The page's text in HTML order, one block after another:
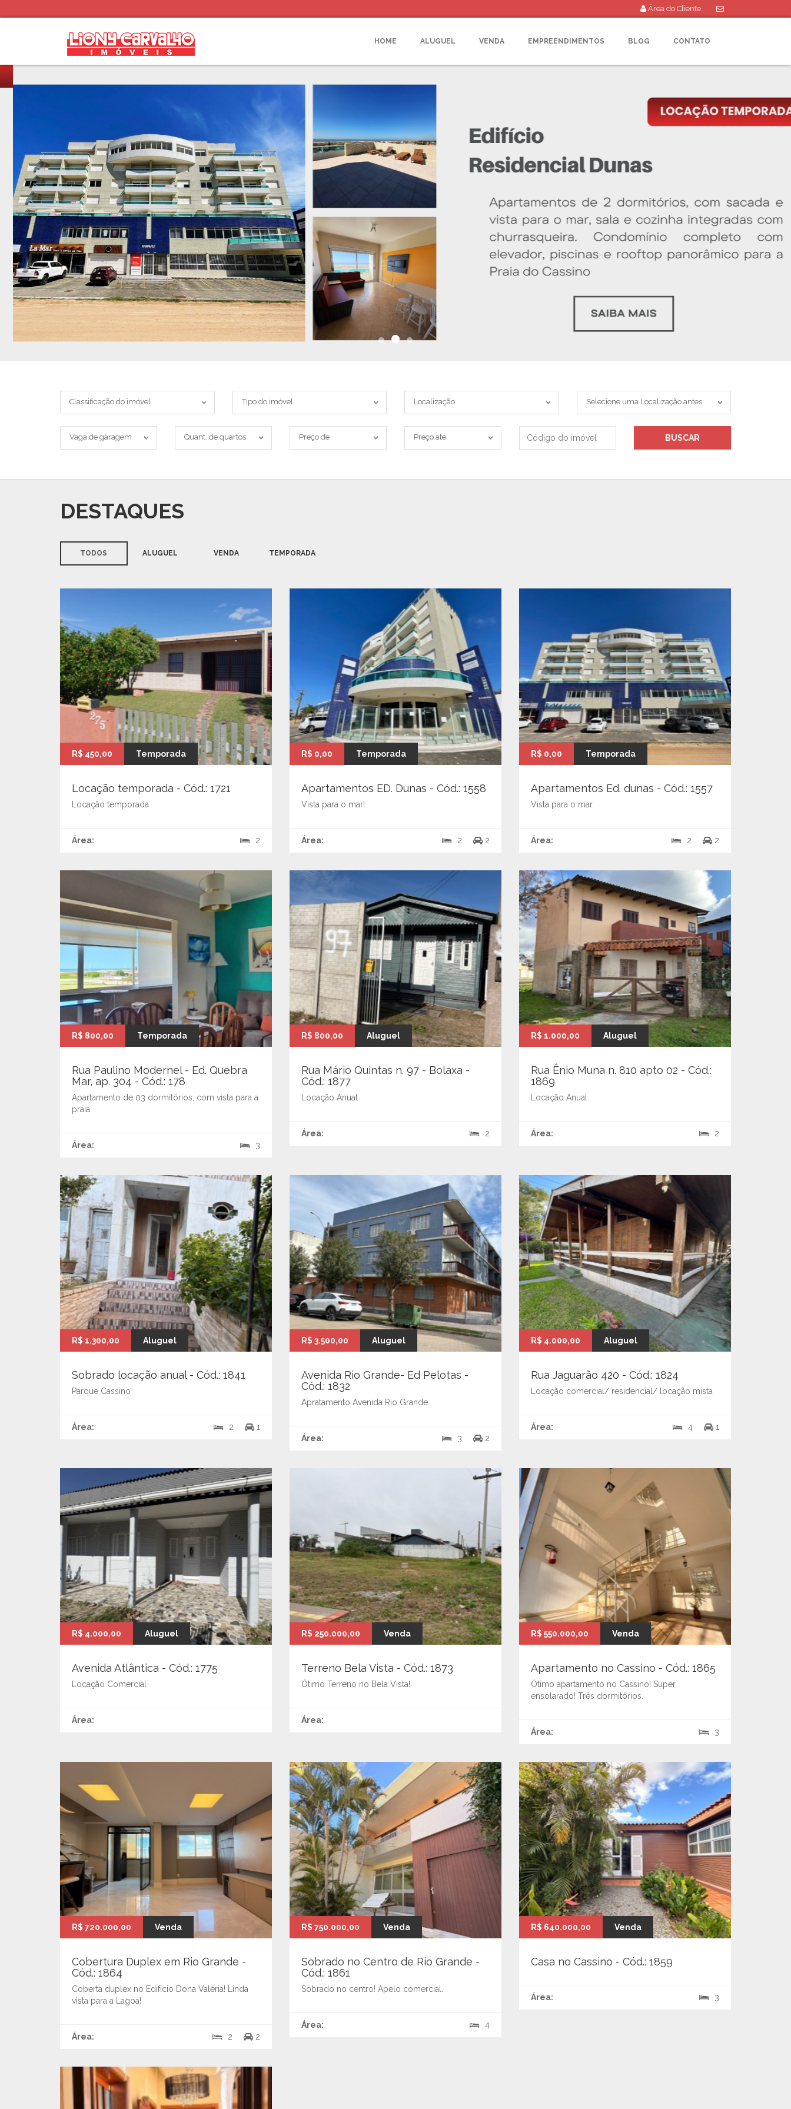
Área do Cliente
HOME ALUGUEL VENDA EMPREENDIMENTOS BLOG CONTATO
Classificação
do
imóvel
Classificação do imóvel
Tipo
do
imóvel
Tipo do imóvel Localização
Localização Bairro
Selecione uma Localização antes
Vaga
de
Vaga de garagem
Quant.
de
Quant. de quartos
Preço
de
Preço de
Preço
até
Preço até
Código
do
BUSCAR
DESTAQUES
TODOS ALUGUEL VENDA TEMPORADA
R$ 450,00 Temporada
Locação temporada - Cód.: 1721
Locação temporada
Área: 2
R$ 0,00 Temporada
Apartamentos ED. Dunas - Cód.: 1558
Vista para o mar!
Área: 2 2
R$ 0,00 Temporada
Apartamentos Ed. dunas - Cód.: 1557
Vista para o mar
Área: 2 2
R$ 800,00 Temporada
Rua Paulino Modernel - Ed. Quebra
Mar, ap. 304 - Cód.: 178
Apartamento de 03 dormitórios, com vista para a
praia.
Área: 3
R$ 800,00 Aluguel
Rua Mário Quintas n. 97 - Bolaxa -
Cód.: 1877
Locação Anual
Área: 2
R$ 1.000,00 Aluguel
Rua Ênio Muna n. 810 apto 02 - Cód.:
1869
Locação Anual
Área: 2
R$ 1.300,00 Aluguel
Sobrado locação anual - Cód.: 1841
Parque Cassino
Área: 2 1
R$ 3.500,00 Aluguel
Avenida Rio Grande- Ed Pelotas -
Cód.: 1832
Apratamento Avenida Rio Grande
Área: 3 2
R$ 4.000,00 Aluguel
Rua Jaguarão 420 - Cód.: 1824
Locação comercial/ residencial/ locação mista
Área: 4 1
R$ 4.000,00 Aluguel
Avenida Atlântica - Cód.: 1775
Locação Comercial
Área:
R$ 250.000,00 Venda
Terreno Bela Vista - Cód.: 1873
Ótimo Terreno no Bela Vista!
Área:
R$ 550.000,00 Venda
Apartamento no Cassino - Cód.: 1865
Ótimo apartamento no Cassino! Super
ensolarado! Três dormitórios.
Área: 3
R$ 720.000,00 Venda
Cobertura Duplex em Rio Grande -
Cód.: 1864
Coberta duplex no Edifício Dona Valéria! Linda
vista para a Lagoa!
Área: 2 2
R$ 750.000,00 Venda
Sobrado no Centro de Rio Grande -
Cód.: 1861
Sobrado no centro! Apelo comercial.
Área: 4
R$ 640.000,00 Venda
Casa no Cassino - Cód.: 1859
Área: 3